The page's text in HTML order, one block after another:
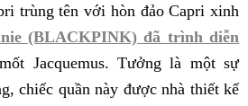
trùng tên với hòn đảo Capri xinh
(BLACKPINK) đã trình diễn
Jacquemus. Tưởng là một sự
chiếc quần này được nhà thiết kế